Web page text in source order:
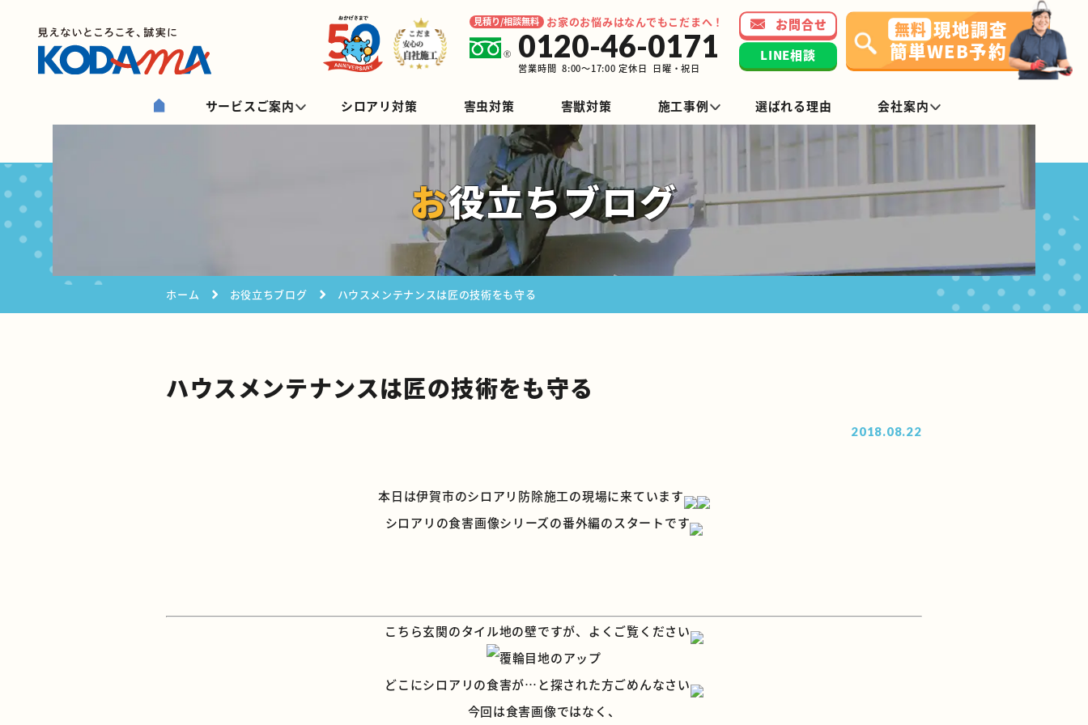
見積り/相談無料 お家のお悩みはなんでもこだまへ！
0120-46-0171
営業時間 8:00～17:00 定休日 日曜・祝日
お問合せ
LINE相談
無料 現地調査
簡単WEB予約
サービスご案内 シロアリ対策 害虫対策 害獣対策 施工事例 選ばれる理由 会社案内
お役立ちブログ
ホーム お役立ちブログ ハウスメンテナンスは匠の技術をも守る
ハウスメンテナンスは匠の技術をも守る
2018.08.22
本日は伊賀市のシロアリ防除施工の現場に来ています
シロアリの食害画像シリーズの番外編のスタートです
こちら玄関のタイル地の壁ですが、よくご覧ください
どこにシロアリの食害が…と探された方ごめんなさい
今回は食害画像ではなく、